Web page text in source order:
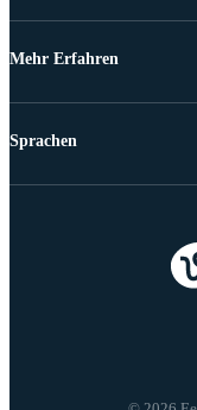
Mehr Erfahren
Sprachen